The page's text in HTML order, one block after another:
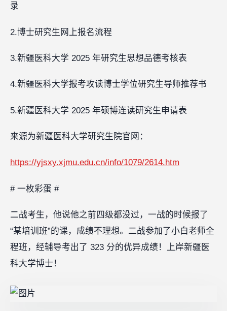
录
2.博士研究生网上报名流程
3.新疆医科大学 2025 年研究生思想品德考核表
4.新疆医科大学报考攻读博士学位研究生导师推荐书
5.新疆医科大学 2025 年硕博连读研究生申请表
来源为新疆医科大学研究生院官网：
https://yjsxy.xjmu.edu.cn/info/1079/2614.htm
# 一枚彩蛋 #
二战考生，他说他之前四级都没过，一战的时候报了
“某培训班”的课，成绩不理想。二战参加了小白老师全
程班，经辅导考出了 323 分的优异成绩！上岸新疆医
科大学博士！